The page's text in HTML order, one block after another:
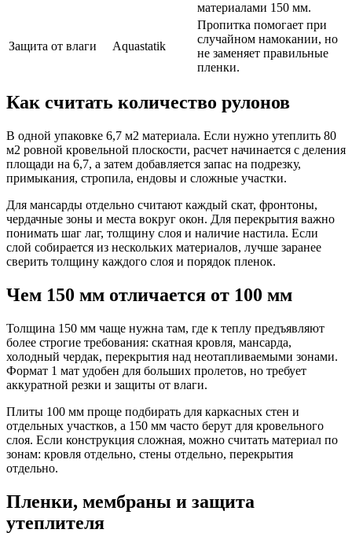
материалами 150 мм.
Защита от влаги Aquastatik
Пропитка помогает при
случайном намокании, но
не заменяет правильные
пленки.
Как считать количество рулонов
В одной упаковке 6,7 м2 материала. Если нужно утеплить 80
м2 ровной кровельной плоскости, расчет начинается с деления
площади на 6,7, а затем добавляется запас на подрезку,
примыкания, стропила, ендовы и сложные участки.
Для мансарды отдельно считают каждый скат, фронтоны,
чердачные зоны и места вокруг окон. Для перекрытия важно
понимать шаг лаг, толщину слоя и наличие настила. Если
слой собирается из нескольких материалов, лучше заранее
сверить толщину каждого слоя и порядок пленок.
Чем 150 мм отличается от 100 мм
Толщина 150 мм чаще нужна там, где к теплу предъявляют
более строгие требования: скатная кровля, мансарда,
холодный чердак, перекрытия над неотапливаемыми зонами.
Формат 1 мат удобен для больших пролетов, но требует
аккуратной резки и защиты от влаги.
Плиты 100 мм проще подбирать для каркасных стен и
отдельных участков, а 150 мм часто берут для кровельного
слоя. Если конструкция сложная, можно считать материал по
зонам: кровля отдельно, стены отдельно, перекрытия
отдельно.
Пленки, мембраны и защита
утеплителя